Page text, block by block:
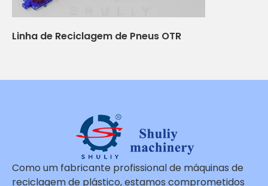
Linha de Reciclagem de Pneus OTR
Como um fabricante profissional de máquinas de
reciclagem de plástico, estamos comprometidos